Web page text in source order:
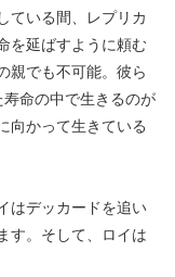
ている間、レプリカ
を延ばすように頼む
親でも不可能。彼ら
命の中で生きるのが
向かって生きている
はデッカードを追い
す。そして、ロイは